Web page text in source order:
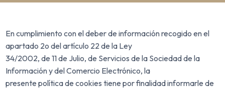
En cumplimiento con el deber de información recogido en el
apartado 2o del artículo 22 de la Ley
34/2002, de 11 de Julio, de Servicios de la Sociedad de la
Información y del Comercio Electrónico, la
presente política de cookies tiene por finalidad informarle de